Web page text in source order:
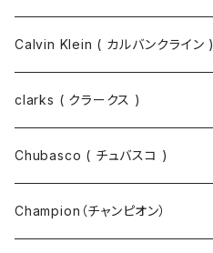
キーホルダー / スマホスタンド
シャツ
長袖シャツ
スウェット
パーカー
ニット
Calvin Klein ( カルバンクライン )
ジャケット
パーカー
clarks ( クラークス )
Chubasco ( チュバスコ )
Champion（チャンピオン）